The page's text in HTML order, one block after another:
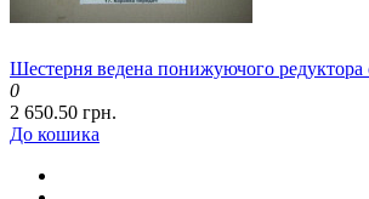
Шестерня ведена понижуючого редуктора
0
2 650.50 грн.
До кошика